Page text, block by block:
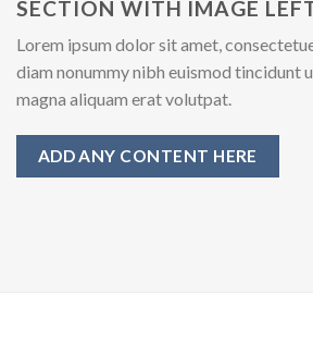
SECTION WITH IMAGE
Lorem ipsum dolor sit amet,
diam nonummy nibh euismod tincidunt
magna aliquam erat volutpat.
ADD ANY CONTENT HERE